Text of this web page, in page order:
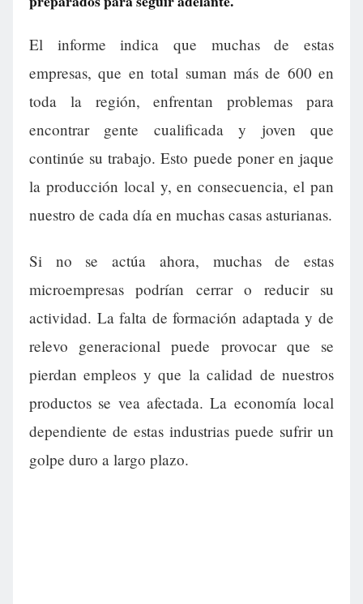
El informe indica que muchas de estas
empresas, que en total suman más de 600 en
toda la región, enfrentan problemas para
encontrar gente cualificada y joven que
continúe su trabajo. Esto puede poner en jaque
la producción local y, en consecuencia, el pan
nuestro de cada día en muchas casas asturianas.
Si no se actúa ahora, muchas de estas
microempresas podrían cerrar o reducir su
actividad. La falta de formación adaptada y de
relevo generacional puede provocar que se
pierdan empleos y que la calidad de nuestros
productos se vea afectada. La economía local
dependiente de estas industrias puede sufrir un
golpe duro a largo plazo.